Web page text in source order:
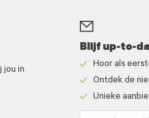
jou in
Blijf up-to-
icon
Hoor als
icon
Ontdek de
Unieke